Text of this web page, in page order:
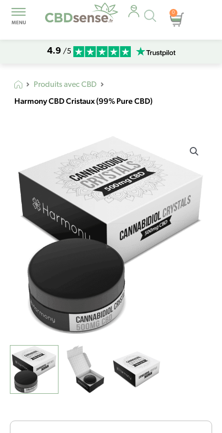
Recherche
de
produits
0
Panier
4.9 /5
Produits avec CBD
Harmony CBD Cristaux (99% Pure CBD)
Harmony
CBD
Cristaux
(99%
Pure